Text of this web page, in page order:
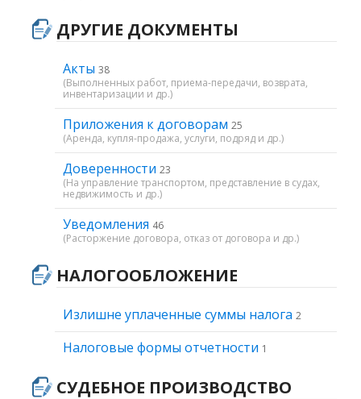
ДРУГИЕ ДОКУМЕНТЫ
Акты 38
(Выполненных работ, приема-передачи, возврата,
инвентаризации и др.)
Приложения к договорам 25
(Аренда, купля-продажа, услуги, подряд и др.)
Доверенности 23
(На управление транспортом, представление в судах,
недвижимость и др.)
Уведомления 46
(Расторжение договора, отказ от договора и др.)
НАЛОГООБЛОЖЕНИЕ
Излишне уплаченные суммы налога 2
Налоговые формы отчетности 1
СУДЕБНОЕ ПРОИЗВОДСТВО